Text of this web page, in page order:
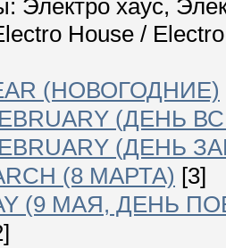
Электро хаус,
House /
(НОВОГОДНИЕ)
(ДЕНЬ
(ДЕНЬ
(8 МАРТА) [3]
(9 МАЯ, ДЕНЬ